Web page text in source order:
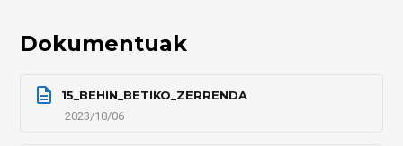
Dokumentuak
15_BEHIN_BETIKO_ZERRENDA
2023/10/06